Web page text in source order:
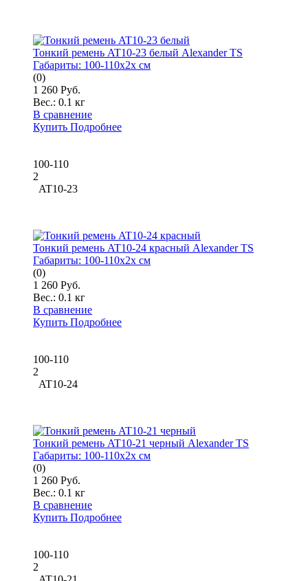
Тонкий ремень AT10-23 белый Alexander TS
Габариты: 100-110x2x см
(0)
1 260 Руб.
Вес.: 0.1 кг
В сравнение
Купить Подробнее
100-110
2
AT10-23
Тонкий ремень AT10-24 красный Alexander TS
Габариты: 100-110x2x см
(0)
1 260 Руб.
Вес.: 0.1 кг
В сравнение
Купить Подробнее
100-110
2
AT10-24
Тонкий ремень AT10-21 черный Alexander TS
Габариты: 100-110x2x см
(0)
1 260 Руб.
Вес.: 0.1 кг
В сравнение
Купить Подробнее
100-110
2